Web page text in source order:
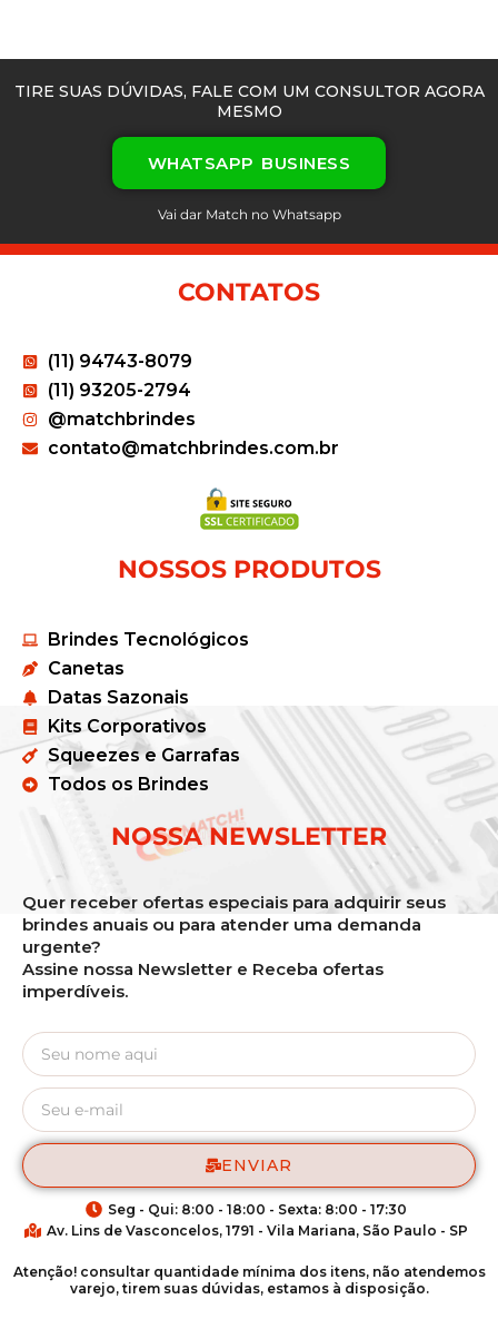
TIRE SUAS DÚVIDAS, FALE COM UM CONSULTOR AGORA
MESMO
WHATSAPP BUSINESS
Vai dar Match no Whatsapp
CONTATOS
(11) 94743-8079
(11) 93205-2794
@matchbrindes
contato@matchbrindes.com.br
NOSSOS PRODUTOS
Brindes Tecnológicos
Canetas
Datas Sazonais
Kits Corporativos
Squeezes e Garrafas
Todos os Brindes
NOSSA NEWSLETTER
Quer receber ofertas especiais para adquirir seus
brindes anuais ou para atender uma demanda
urgente?
Assine nossa Newsletter e Receba ofertas
imperdíveis.
ENVIAR
Seg - Qui: 8:00 - 18:00 - Sexta: 8:00 - 17:30
Av. Lins de Vasconcelos, 1791 - Vila Mariana, São Paulo - SP
Atenção! consultar quantidade mínima dos itens, não atendemos
varejo, tirem suas dúvidas, estamos à disposição.